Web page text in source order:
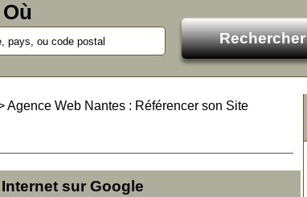
Où
Agence Web Nantes : Référencer son Site
sur Google